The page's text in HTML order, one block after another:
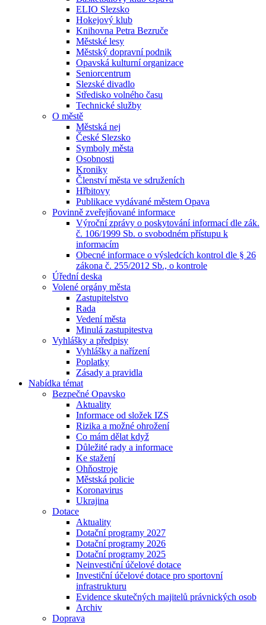
ELIO Slezsko
Hokejový klub
Knihovna Petra Bezruče
Městské lesy
Městský dopravní podnik
Opavská kulturní organizace
Seniorcentrum
Slezské divadlo
Středisko volného času
Technické služby
O městě
Městská nej
České Slezsko
Symboly města
Osobnosti
Kroniky
Členství města ve sdruženích
Hřbitovy
Publikace vydávané městem Opava
Povinně zveřejňované informace
Výroční zprávy o poskytování informací dle zák.
č. 106/1999 Sb. o svobodném přístupu k
informacím
Obecné informace o výsledcích kontrol dle § 26
zákona č. 255/2012 Sb., o kontrole
Úřední deska
Volené orgány města
Zastupitelstvo
Rada
Vedení města
Minulá zastupitestva
Vyhlášky a předpisy
Vyhlášky a nařízení
Poplatky
Zásady a pravidla
Nabídka témat
Bezpečné Opavsko
Aktuality
Informace od složek IZS
Rizika a možné ohrožení
Co mám dělat když
Důležité rady a informace
Ke stažení
Ohňostroje
Městská policie
Koronavirus
Ukrajina
Dotace
Aktuality
Dotační programy 2027
Dotační programy 2026
Dotační programy 2025
Neinvestiční účelové dotace
Investiční účelové dotace pro sportovní
infrastrukturu
Evidence skutečných majitelů právnických osob
Archiv
Doprava